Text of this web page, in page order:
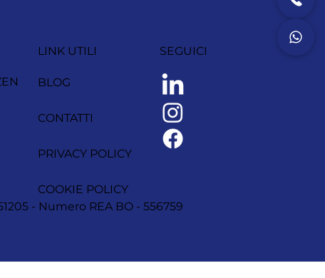
LINK UTILI
BLOG
CONTATTI
PRIVACY POLICY
COOKIE POLICY
SEGUICI
- Numero REA BO - 556759